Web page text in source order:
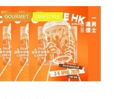
GOURMET LIFESTYLE